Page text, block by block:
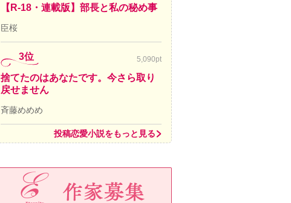
【R-18・連載版】部長と私の秘め事
臣桜
3位 5,090pt
捨てたのはあなたです。今さら取り
戻せません
斉藤めめめ
投稿恋愛小説をもっと見る